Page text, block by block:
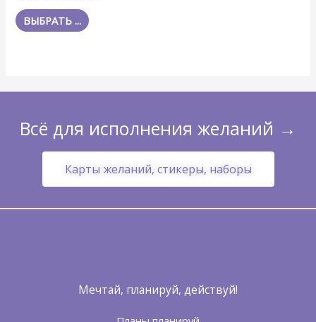
5
ВЫБРАТЬ ...
Всё для исполнения желаний →
Карты желаний, стикеры, наборы
Мечтай, планируй, действуй!